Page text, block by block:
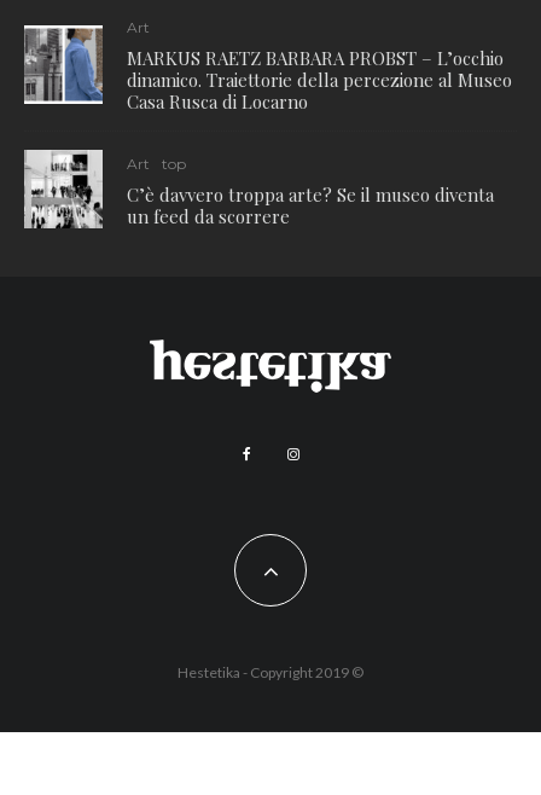
Art
MARKUS RAETZ BARBARA PROBST – L’occhio
dinamico. Traiettorie della percezione al Museo
Casa Rusca di Locarno
Art top
C’è davvero troppa arte? Se il museo diventa
un feed da scorrere
Hestetika - Copyright 2019 ©